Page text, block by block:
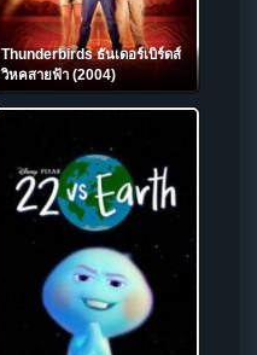
Thunderbirds ธันเดอร์เบิร์ดส์
วิหคสายฟ้า (2004)